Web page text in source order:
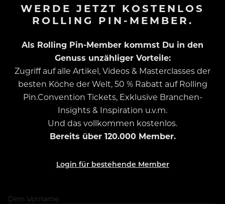
WERDE JETZT KOSTENLOS
ROLLING PIN-MEMBER.
Als Rolling Pin-Member kommst Du in den
Genuss unzähliger Vorteile:
Zugriff auf alle Artikel, Videos & Masterclasses der
besten Köche der Welt, 50 % Rabatt auf Rolling
Pin.Convention Tickets, Exklusive Branchen-
Insights & Inspiration u.v.m.
Und das vollkommen kostenlos.
Bereits über 120.000 Member.
Login für bestehende Member
Dein Vorname